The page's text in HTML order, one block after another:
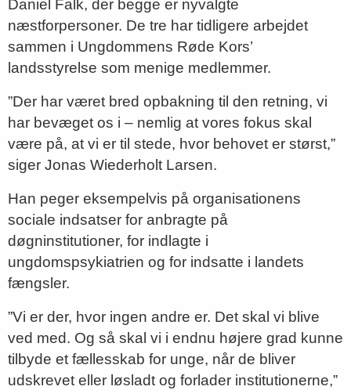
Daniel Falk, der begge er nyvalgte
næstforpersoner. De tre har tidligere arbejdet
sammen i Ungdommens Røde Kors’
landsstyrelse som menige medlemmer.
”Der har været bred opbakning til den retning, vi
har bevæget os i – nemlig at vores fokus skal
være på, at vi er til stede, hvor behovet er størst,”
siger Jonas Wiederholt Larsen.
Han peger eksempelvis på organisationens
sociale indsatser for anbragte på
døgninstitutioner, for indlagte i
ungdomspsykiatrien og for indsatte i landets
fængsler.
”Vi er der, hvor ingen andre er. Det skal vi blive
ved med. Og så skal vi i endnu højere grad kunne
tilbyde et fællesskab for unge, når de bliver
udskrevet eller løsladt og forlader institutionerne,”